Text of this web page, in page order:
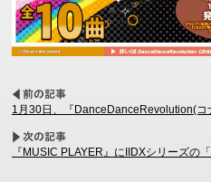
1月30日、『DanceDanceRevolution(
『MUSIC PLAYER』にIIDXシリーズ